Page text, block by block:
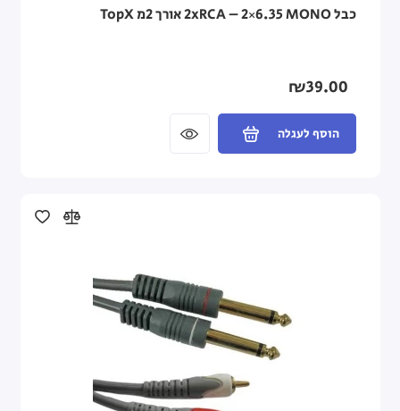
כבל 2xRCA – 2×6.35 MONO אורך 2מ TopX
₪39.00
הוסף לעגלה